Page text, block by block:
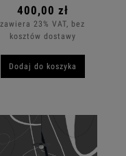
400,00 zł
zawiera 23% VAT, bez
kosztów dostawy
Dodaj do koszyka